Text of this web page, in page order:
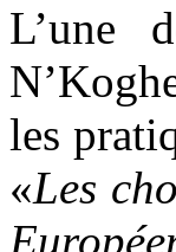
L’une
les
«Les